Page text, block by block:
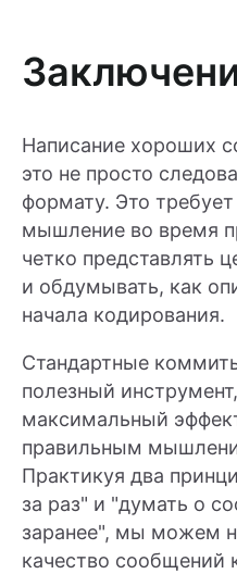
Написание хороших
это не просто
формату. Это
мышление во время
четко представлять
и обдумывать, как
начала кодирования.
Стандартные
полезный
максимальный
правильным
Практикуя два
за раз" и "думать о
заранее", мы можем
качество сообщений